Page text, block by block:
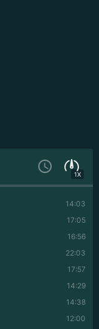
1X
14:03
17:05
16:56
22:03
17:57
14:29
14:38
12:00